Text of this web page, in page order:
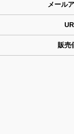
メール
販売